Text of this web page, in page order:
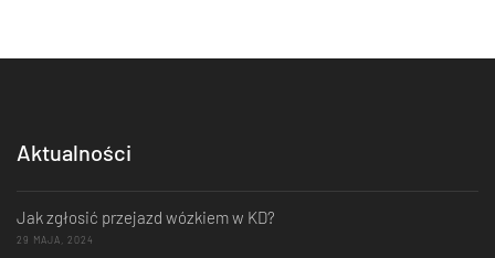
Aktualności
Jak zgłosić przejazd wózkiem w KD?
29 MAJA, 2024